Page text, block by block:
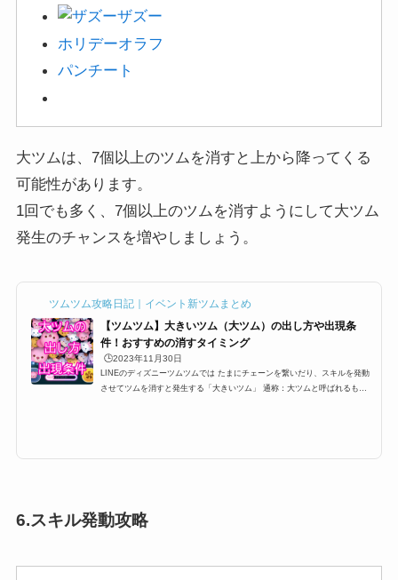
ザズー
ホリ デーオラフ
パンチート
大ツムは、7個以上のツムを消すと上から降ってくる
可能性があります。
1回でも多く、7個以上のツムを消すようにして大ツム
発生のチャンスを増やしましょう。
ツムツム攻略日記｜イベント新ツムまとめ
【ツムツム】大きいツム（大ツム）の出し方や出現条
件！おすすめの消すタイミング
🕒️2023年11月30日
LINEのディズニーツムツムでは たまにチェーンを繋いだり、スキルを発動
させてツムを消すと発生する「大きいツム」 通称：大ツムと呼ばれるもの
6.スキル発動攻略